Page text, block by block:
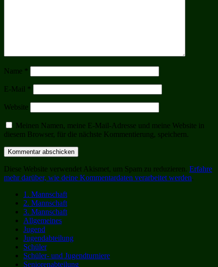
Name *
E-Mail *
Website
Meinen Namen, meine E-Mail-Adresse und meine Website in
diesem Browser, für die nächste Kommentierung, speichern.
Diese Website verwendet Akismet, um Spam zu reduzieren. Erfahre
mehr darüber, wie deine Kommentardaten verarbeitet werden.
1. Mannschaft
2. Mannschaft
3. Mannschaft
Allgemeines
Jugend
Jugendabteilung
Schüler
Schüler- und Jugendturniere
Seniorenabteilung